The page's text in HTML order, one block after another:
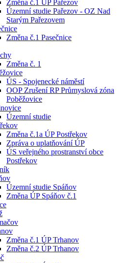
Změna č.1 ÚP Pařezov
Územní studie Pařezov - OZ Nad
Starým Pařezovem
Změna č.1 Pasečnice
Změna č. 1
ÚS - Spojenecké náměstí
OOP Zrušení RP Průmyslová zóna
Poběžovice
Územní studie
Změna č.1a ÚP Postřekov
Zpráva o uplatňování ÚP
ÚS veřejného prostranství obce
Postřekov
Územní studie Spáňov
Změna ÚP Spáňov č.1
Změna č.1 ÚP Trhanov
Změna č.2 ÚP Trhanov